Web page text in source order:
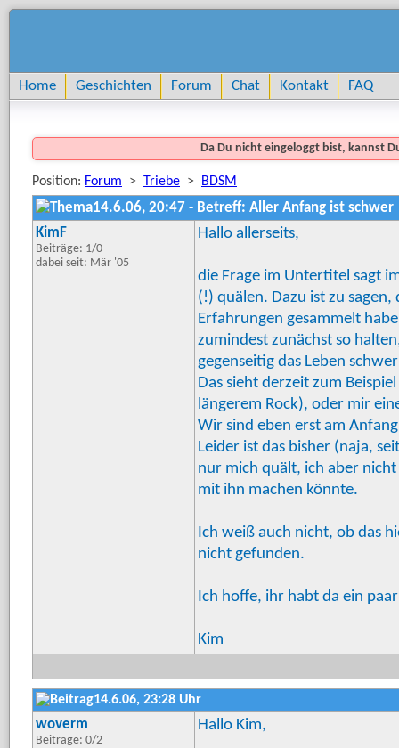
Home Geschichten Forum Chat Kontakt FAQ
Da Du nicht eingeloggt bist, kannst
Position: Forum > Triebe > BDSM
14.6.06, 20:47 - Betreff: Aller Anfang ist schwer
KimF
Beiträge: 1/0
dabei seit: Mär '05
Hallo allerseits,
die Frage im Untertitel sagt
(!) quälen. Dazu ist zu
Erfahrungen gesammelt
zumindest zunächst so
gegenseitig das Leben
Das sieht derzeit zum
längerem Rock), oder mir
Wir sind eben erst am
Leider ist das bisher (naja,
nur mich quält, ich aber nicht
mit ihn machen könnte.
Ich weiß auch nicht, ob das
nicht gefunden.
Ich hoffe, ihr habt da ein
Kim
14.6.06, 23:28 Uhr
woverm
Beiträge: 0/2
Hallo Kim,